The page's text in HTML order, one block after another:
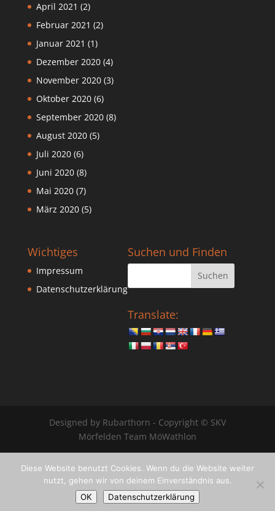
April 2021 (2)
Februar 2021 (2)
Januar 2021 (1)
Dezember 2020(4)
November 2020(3)
Oktober 2020(6)
September 2020(8)
August 2020(5)
Juli 2020(6)
Juni 2020(8)
Mai 2020(7)
März 2020(5)
Wichtiges
Impressum
Datenschutzerklärung
Suchen und Finden
Translate:
Designed by Rubarthorn - Copyright © SKV
Mörfelden Team MöWathlon
Diese Website benutzt Cookies. Wenn du die Website weiter
nutzt, gehen wir von deinem Einverständnis aus.
OK
Datenschutzerklärung